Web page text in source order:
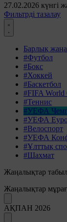
27.02.2026 күнгі
Фильтрді тазалау
Барлық
#Футбол
#Бокс
#Хоккей
#Баскетбол
#FIFA World
#Теннис
#УЕФА
#УЕФА
#Велоспорт
#УЕФА
#Ұлттық
#Шахмат
Жаңалықтар
Жаңалықтар
АҚПАН 2026